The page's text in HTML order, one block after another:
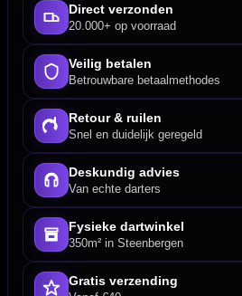
Direct verzonden
20.000+ op voorraad
Veilig betalen
Betrouwbare betaalmethodes
Retour & ruilen
Snel en duidelijk geregeld
Deskundig advies
Van echte darters
Fysieke dartwinkel
350m² in Steenbergen
Gratis verzending